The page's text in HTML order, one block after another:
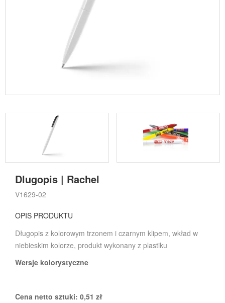
Dlugopis | Rachel
V1629-02
OPIS PRODUKTU
Długopis z kolorowym trzonem i czarnym klipem, wkład w
niebieskim kolorze, produkt wykonany z plastiku
Wersje kolorystyczne
Cena netto sztuki: 0,51 zł